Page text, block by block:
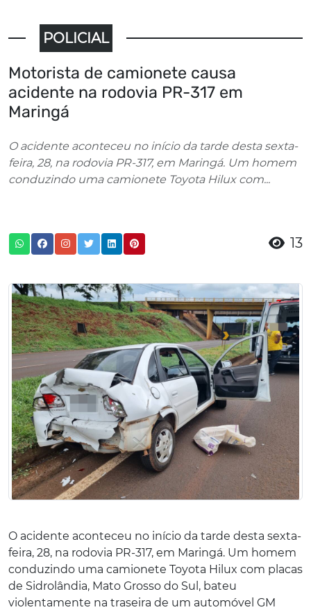
POLICIAL
Motorista de camionete causa
acidente na rodovia PR-317 em
Maringá
O acidente aconteceu no início da tarde desta sexta-
feira, 28, na rodovia PR-317, em Maringá. Um homem
conduzindo uma camionete Toyota Hilux com...
13
O acidente aconteceu no início da tarde desta sexta-
feira, 28, na rodovia PR-317, em Maringá. Um homem
conduzindo uma camionete Toyota Hilux com placas
de Sidrolândia, Mato Grosso do Sul, bateu
violentamente na traseira de um automóvel GM